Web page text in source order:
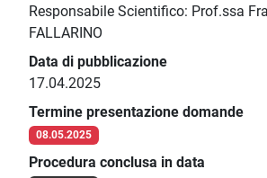
Responsabile Scientifico: Prof.ssa
FALLARINO
Data di pubblicazione
17.04.2025
Termine presentazione domande
08.05.2025
Procedura conclusa in data